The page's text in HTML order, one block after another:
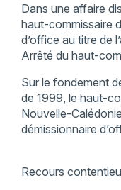
Dans une affaire
haut-commissaire
d’office au titre de
Arrêté du haut-
Sur le fondement
de 1999, le haut-
Nouvelle-
démissionnaire
Recours